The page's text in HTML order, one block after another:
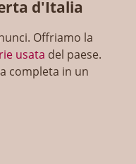
d'Italia
Offriamo la
usata del paese.
completa in un